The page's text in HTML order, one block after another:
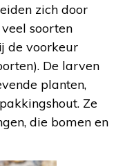
zich door
soorten
de voorkeur
De larven
planten,
Ze
die bomen en